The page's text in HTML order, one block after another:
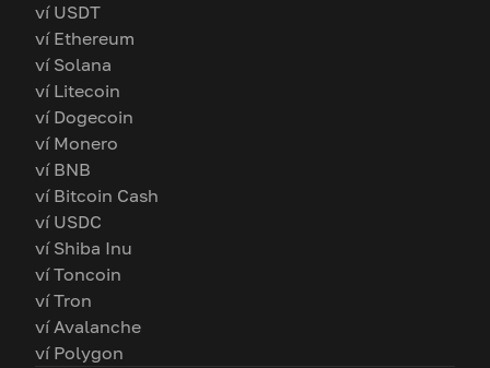
ví USDT
ví Ethereum
ví Solana
ví Litecoin
ví Dogecoin
ví Monero
ví BNB
ví Bitcoin Cash
ví USDC
ví Shiba Inu
ví Toncoin
ví Tron
ví Avalanche
ví Polygon